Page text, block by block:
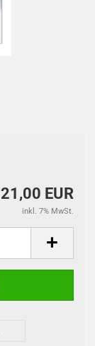
21,00 EUR
inkl. 7% MwSt.